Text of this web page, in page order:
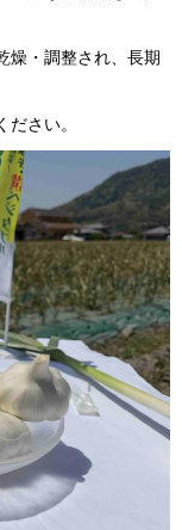
燥・調整され、長期
さい。